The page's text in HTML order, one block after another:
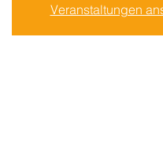
Veranstaltungen